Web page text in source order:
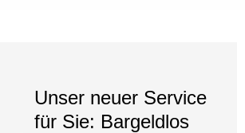
Unser neuer Service
für Sie: Bargeldlos